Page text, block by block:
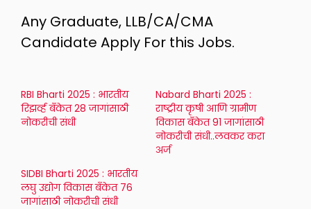
Any Graduate, LLB/CA/CMA
Candidate Apply For this Jobs.
RBI Bharti 2025 : भारतीय
रिझर्व्ह बँकेत 28 जागांसाठी
नोकरीची संधी
Nabard Bharti 2025 :
राष्ट्रीय कृषी आणि ग्रामीण
विकास बँकेत 91 जागांसाठी
नोकरीची संधी..लवकर करा
अर्ज
SIDBI Bharti 2025 : भारतीय
लघु उद्योग विकास बँकेत 76
जागांसाठी नोकरीची संधी